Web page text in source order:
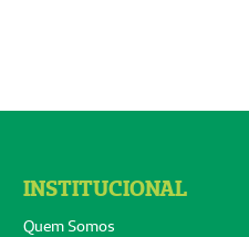
INSTITUCIONAL
Quem Somos